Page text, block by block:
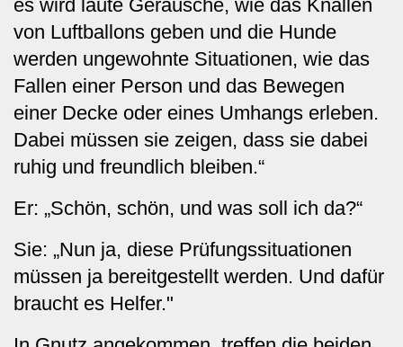
es wird laute Geräusche, wie das Knallen
von Luftballons geben und die Hunde
werden ungewohnte Situationen, wie das
Fallen einer Person und das Bewegen
einer Decke oder eines Umhangs erleben.
Dabei müssen sie zeigen, dass sie dabei
ruhig und freundlich bleiben.“
Er: „Schön, schön, und was soll ich da?“
Sie: „Nun ja, diese Prüfungssituationen
müssen ja bereitgestellt werden. Und dafür
braucht es Helfer."